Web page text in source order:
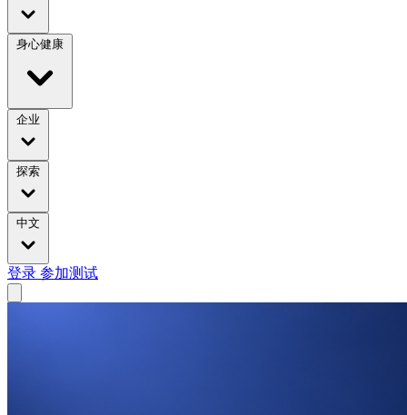
身心健康
企业
探索
中文
登录 参加测试